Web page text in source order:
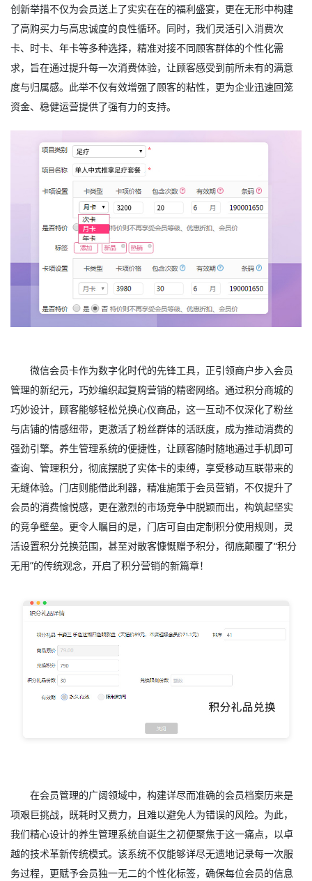
创新举措不仅为会员送上了实实在在的福利盛宴，更在无形中构建
了高购买力与高忠诚度的良性循环。同时，我们灵活引入消费次
卡、时卡、年卡等多种选择，精准对接不同顾客群体的个性化需
求，旨在通过提升每一次消费体验，让顾客感受到前所未有的满意
度与归属感。此举不仅有效增强了顾客的粘性，更为企业迅速回笼
资金、稳健运营提供了强有力的支持。
微信会员卡作为数字化时代的先锋工具，正引领商户步入会员
管理的新纪元，巧妙编织起复购营销的精密网络。通过积分商城的
巧妙设计，顾客能够轻松兑换心仪商品，这一互动不仅深化了粉丝
与店铺的情感纽带，更激活了粉丝群体的活跃度，成为推动消费的
强劲引擎。养生管理系统的便捷性，让顾客随时随地通过手机即可
查询、管理积分，彻底摆脱了实体卡的束缚，享受移动互联带来的
无缝体验。门店则能借此利器，精准施策于会员营销，不仅提升了
会员的消费愉悦感，更在激烈的市场竞争中脱颖而出，构筑起坚实
的竞争壁垒。更令人瞩目的是，门店可自由定制积分使用规则，灵
活设置积分兑换范围，甚至对散客慷慨赠予积分，彻底颠覆了“积分
无用”的传统观念，开启了积分营销的新篇章！
在会员管理的广阔领域中，构建详尽而准确的会员档案历来是
项艰巨挑战，既耗时又费力，且难以避免人为错误的风险。为此，
我们精心设计的养生管理系统自诞生之初便聚焦于这一痛点，以卓
越的技术革新传统模式。该系统不仅能够详尽无遗地记录每一次服
务过程，更赋予会员独一无二的个性化标签，确保每位会员的信息